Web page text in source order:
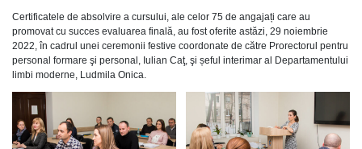
Certificatele de absolvire a cursului, ale celor 75 de angajați care au
promovat cu succes evaluarea finală, au fost oferite astăzi, 29 noiembrie
2022, în cadrul unei ceremonii festive coordonate de către Prorectorul pentru
personal formare şi personal, Iulian Caţ, şi șeful interimar al Departamentului
limbi moderne, Ludmila Onica.